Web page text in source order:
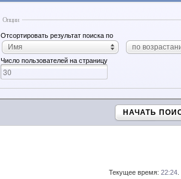
Опции
Отсортировать результат поиска по
Имя по
Число пользователей на страницу
НАЧАТЬ
Текущее время: 22:24